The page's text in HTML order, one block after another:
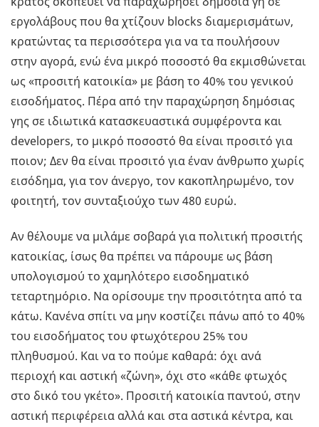
εργολάβους που θα χτίζουν blocks διαμερισμάτων,
κρατώντας τα περισσότερα για να τα πουλήσουν
στην αγορά, ενώ ένα μικρό ποσοστό θα εκμισθώνεται
ως «προσιτή κατοικία» με βάση το 40% του γενικού
εισοδήματος. Πέρα από την παραχώρηση δημόσιας
γης σε ιδιωτικά κατασκευαστικά συμφέροντα και
developers, το μικρό ποσοστό θα είναι προσιτό για
ποιον; Δεν θα είναι προσιτό για έναν άνθρωπο χωρίς
εισόδημα, για τον άνεργο, τον κακοπληρωμένο, τον
φοιτητή, τον συνταξιούχο των 480 ευρώ.
Αν θέλουμε να μιλάμε σοβαρά για πολιτική προσιτής
κατοικίας, ίσως θα πρέπει να πάρουμε ως βάση
υπολογισμού το χαμηλότερο εισοδηματικό
τεταρτημόριο. Να ορίσουμε την προσιτότητα από τα
κάτω. Κανένα σπίτι να μην κοστίζει πάνω από το 40%
του εισοδήματος του φτωχότερου 25% του
πληθυσμού. Και να το πούμε καθαρά: όχι ανά
περιοχή και αστική «ζώνη», όχι στο «κάθε φτωχός
στο δικό του γκέτο». Προσιτή κατοικία παντού, στην
αστική περιφέρεια αλλά και στα αστικά κέντρα, και